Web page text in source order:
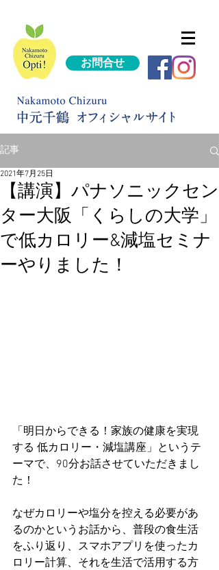
お問合せ
記事
【講演】パナソニックセン
ター大阪「くらしの大学」
で低カロリー&減塩セミナ
ーやりました！
2021年7月25日
「明日からできる！家族の健康を実現
する 低カロリー・減塩講座」というテ
ーマで、90分お話させていただきまし
た！
なぜカロリーや塩分を控える必要があ
るのかというお話から、普段の食生活
をふり返り、スマホアプリを使ったカ
ロリー計算、それを生活で活用する方